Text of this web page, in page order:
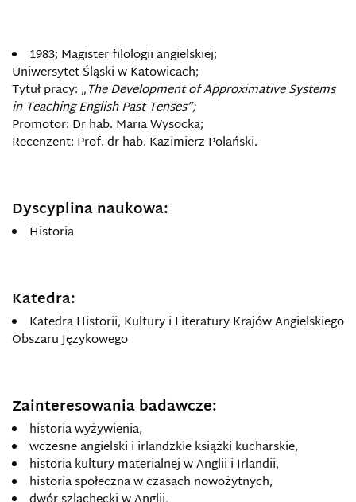
1983; Magister filologii angielskiej;
Uniwersytet Śląski w Katowicach;
Tytuł pracy: „The Development of Approximative Systems
in Teaching English Past Tenses”;
Promotor: Dr hab. Maria Wysocka;
Recenzent: Prof. dr hab. Kazimierz Polański.
Dyscyplina naukowa:
Historia
Katedra:
Katedra Historii, Kultury i Literatury Krajów Angielskiego
Obszaru Językowego
Zainteresowania badawcze:
historia wyżywienia,
wczesne angielski i irlandzkie książki kucharskie,
historia kultury materialnej w Anglii i Irlandii,
historia społeczna w czasach nowożytnych,